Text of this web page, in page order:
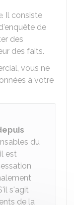
. Il consiste
de
des
des faits.
vous ne
à votre
du
est
s'agit
de la